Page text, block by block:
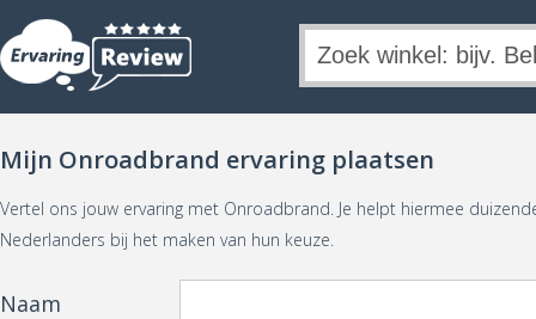
Mijn Onroadbrand ervaring plaatsen
Vertel ons jouw ervaring met Onroadbrand. Je helpt hiermee
Nederlanders bij het maken van hun keuze.
Naam